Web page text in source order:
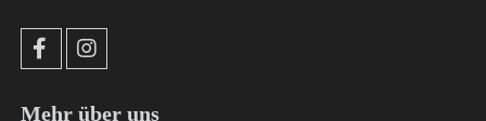
Mehr über uns